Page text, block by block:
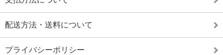
配送方法・送料について
プライバシーポリシー